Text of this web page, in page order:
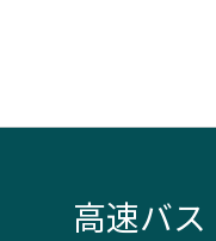
高速バス